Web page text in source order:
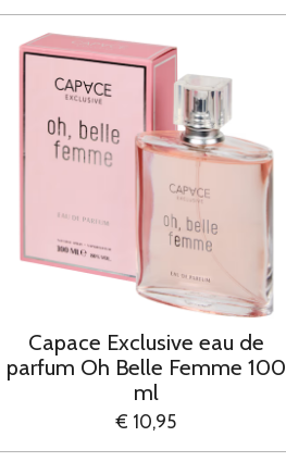
Capace Exclusive eau de
parfum Oh Belle Femme 100
ml
€ 10,95